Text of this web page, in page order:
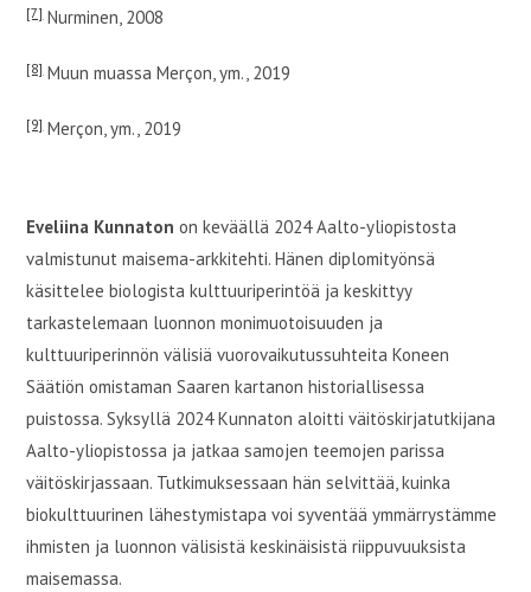
[7]Nurminen, 2008
[8]Muun muassa Merçon, ym., 2019
[9]Merçon, ym., 2019
Eveliina Kunnaton on keväällä 2024 Aalto-yliopistosta
valmistunut maisema-arkkitehti. Hänen diplomityönsä
käsittelee biologista kulttuuriperintöä ja keskittyy
tarkastelemaan luonnon monimuotoisuuden ja
kulttuuriperinnön välisiä vuorovaikutussuhteita Koneen
Säätiön omistaman Saaren kartanon historiallisessa
puistossa. Syksyllä 2024 Kunnaton aloitti väitöskirjatutkijana
Aalto-yliopistossa ja jatkaa samojen teemojen parissa
väitöskirjassaan. Tutkimuksessaan hän selvittää, kuinka
biokulttuurinen lähestymistapa voi syventää ymmärrystämme
ihmisten ja luonnon välisistä keskinäisistä riippuvuuksista
maisemassa.